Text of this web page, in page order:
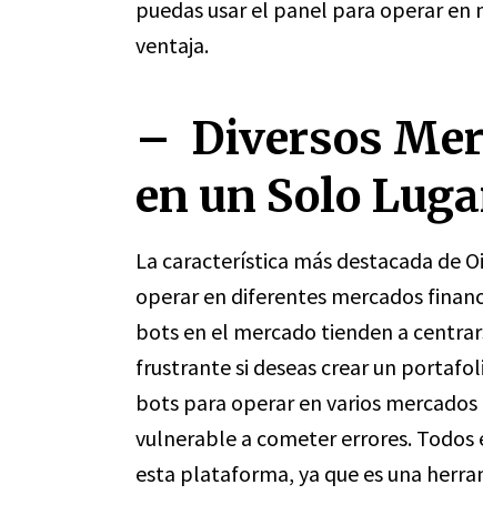
puedas usar el panel para operar
ventaja.
– Diversos
en un Solo
La característica más destacada de
operar en diferentes mercados
bots en el mercado tienden a
frustrante si deseas crear un
bots para operar en varios
vulnerable a cometer errores.
esta plataforma, ya que es una